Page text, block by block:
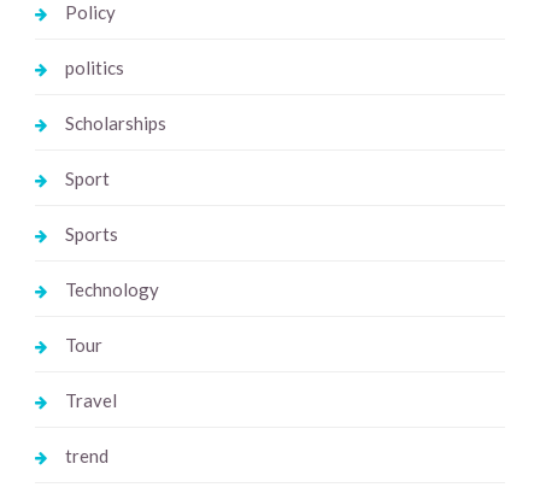
Policy
politics
Scholarships
Sport
Sports
Technology
Tour
Travel
trend